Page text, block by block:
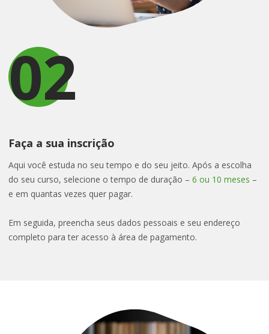
02
Faça a sua inscrição
Aqui você estuda no seu tempo e do seu jeito. Após a escolha
do seu curso, selecione o tempo de duração – 6 ou 10 meses –
e em quantas vezes quer pagar.
Em seguida, preencha seus dados pessoais e seu endereço
completo para ter acesso à área de pagamento.